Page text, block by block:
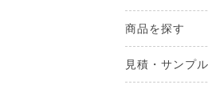
商品を探す
見積・サンプ